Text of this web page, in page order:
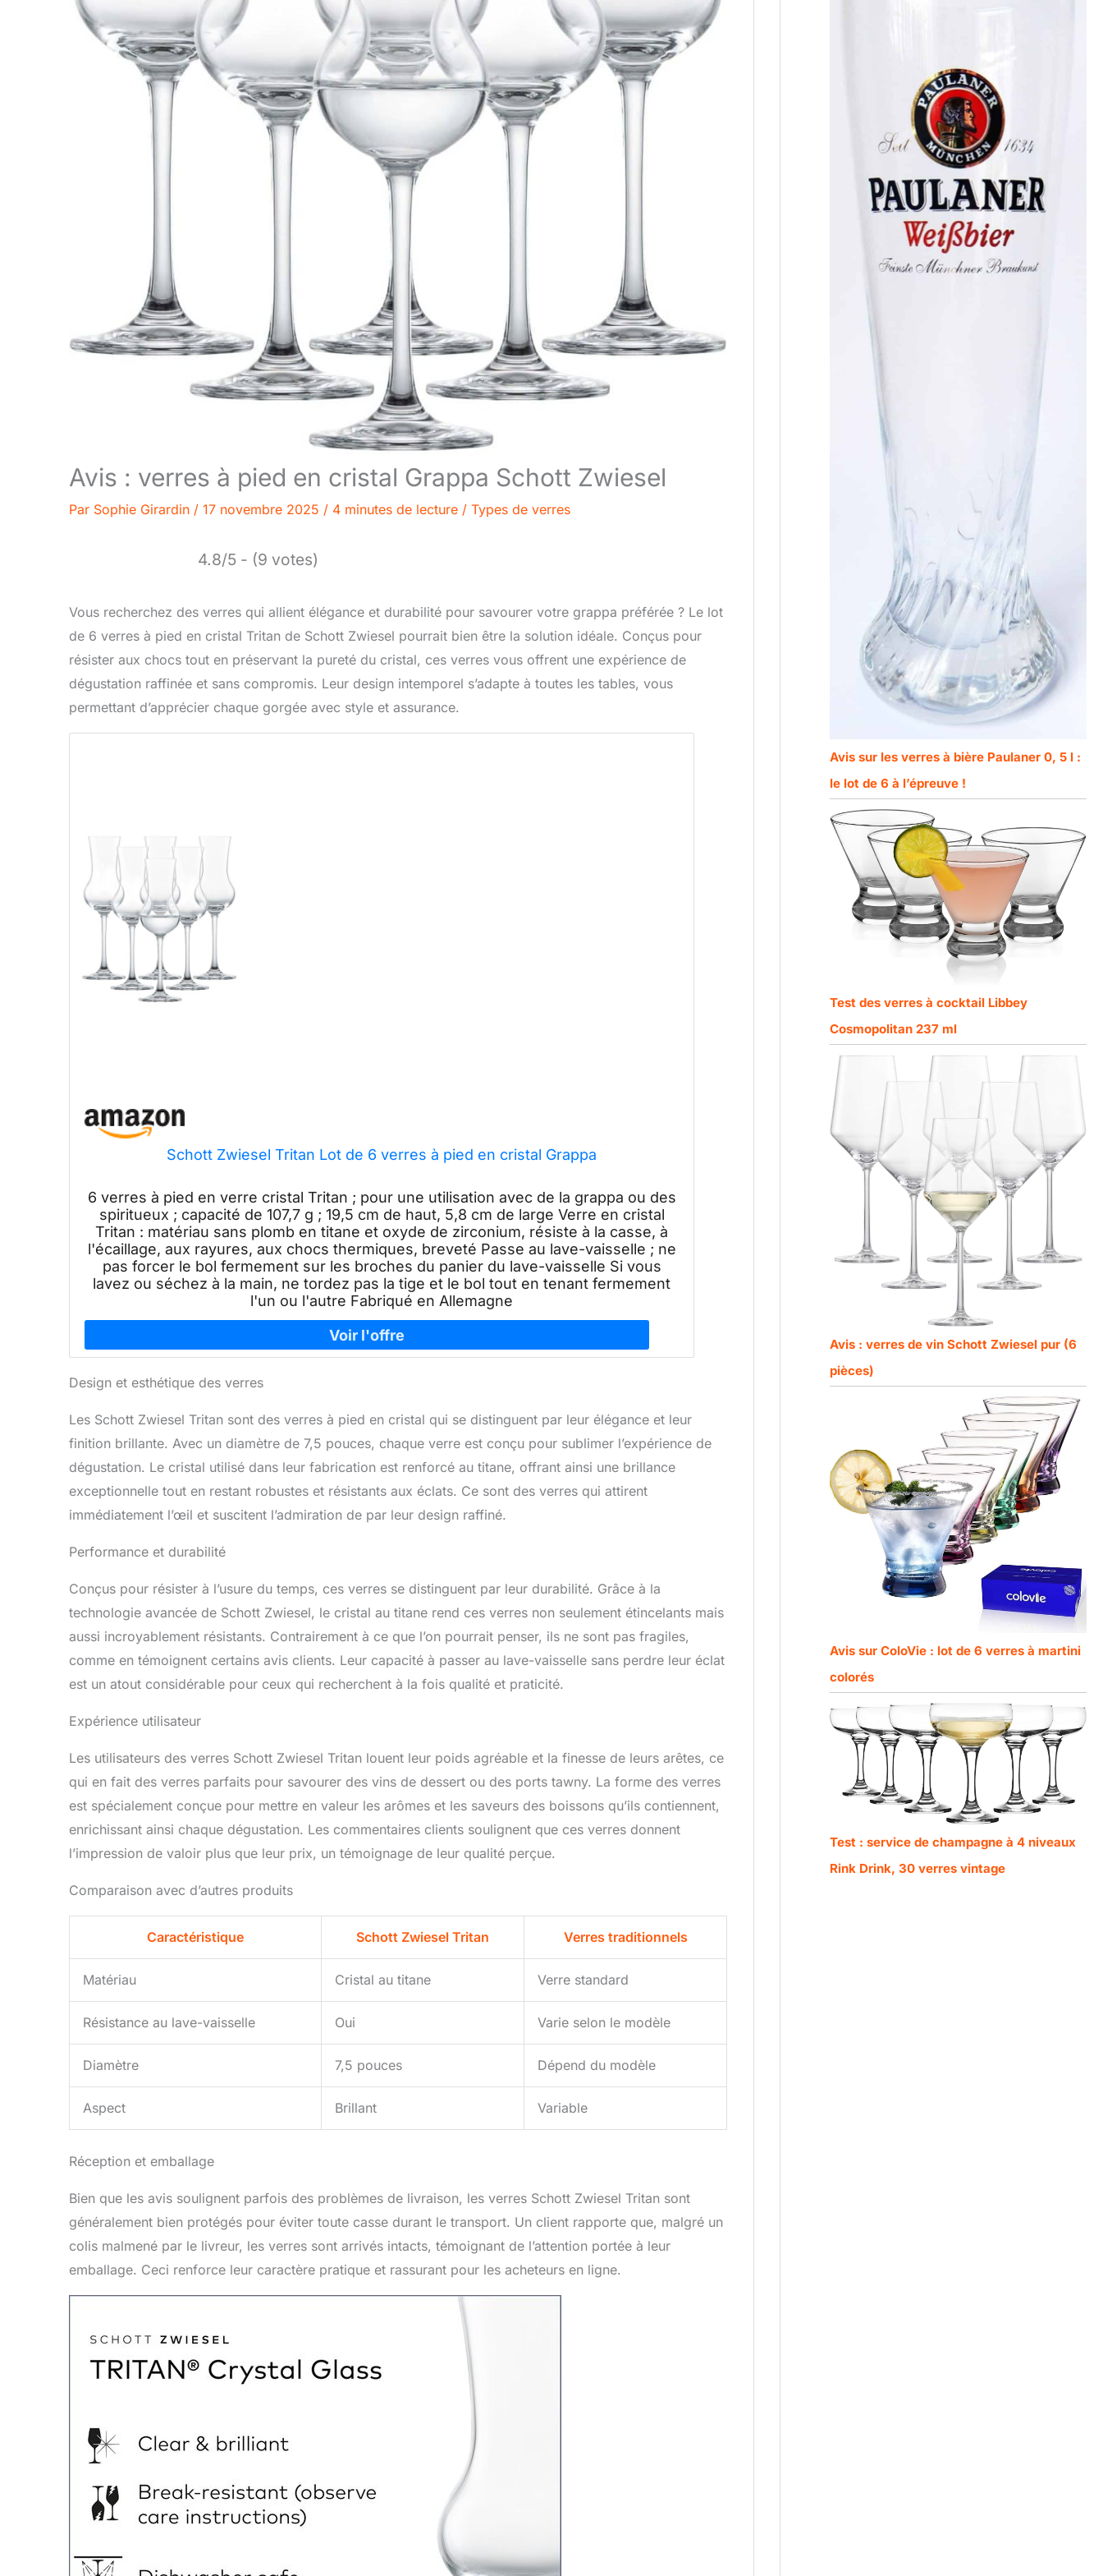
Avis : verres à pied en cristal Grappa Schott Zwiesel
Par Sophie Girardin / 17 novembre 2025 / 4 minutes de lecture / Types de verres
4.8/5 - (9 votes)
Vous recherchez des verres qui allient élégance et durabilité pour savourer votre grappa préférée ? Le lot
de 6 verres à pied en cristal Tritan de Schott Zwiesel pourrait bien être la solution idéale. Conçus pour
résister aux chocs tout en préservant la pureté du cristal, ces verres vous offrent une expérience de
dégustation raffinée et sans compromis. Leur design intemporel s’adapte à toutes les tables, vous
permettant d’apprécier chaque gorgée avec style et assurance.
Schott Zwiesel Tritan Lot de 6 verres à pied en cristal Grappa
6 verres à pied en verre cristal Tritan ; pour une utilisation avec de la grappa ou des
spiritueux ; capacité de 107,7 g ; 19,5 cm de haut, 5,8 cm de large Verre en cristal
Tritan : matériau sans plomb en titane et oxyde de zirconium, résiste à la casse, à
l'écaillage, aux rayures, aux chocs thermiques, breveté Passe au lave-vaisselle ; ne
pas forcer le bol fermement sur les broches du panier du lave-vaisselle Si vous
lavez ou séchez à la main, ne tordez pas la tige et le bol tout en tenant fermement
l'un ou l'autre Fabriqué en Allemagne
Design et esthétique des verres
Les Schott Zwiesel Tritan sont des verres à pied en cristal qui se distinguent par leur élégance et leur
finition brillante. Avec un diamètre de 7,5 pouces, chaque verre est conçu pour sublimer l’expérience de
dégustation. Le cristal utilisé dans leur fabrication est renforcé au titane, offrant ainsi une brillance
exceptionnelle tout en restant robustes et résistants aux éclats. Ce sont des verres qui attirent
immédiatement l’œil et suscitent l’admiration de par leur design raffiné.
Performance et durabilité
Conçus pour résister à l’usure du temps, ces verres se distinguent par leur durabilité. Grâce à la
technologie avancée de Schott Zwiesel, le cristal au titane rend ces verres non seulement étincelants mais
aussi incroyablement résistants. Contrairement à ce que l’on pourrait penser, ils ne sont pas fragiles,
comme en témoignent certains avis clients. Leur capacité à passer au lave-vaisselle sans perdre leur éclat
est un atout considérable pour ceux qui recherchent à la fois qualité et praticité.
Expérience utilisateur
Les utilisateurs des verres Schott Zwiesel Tritan louent leur poids agréable et la finesse de leurs arêtes, ce
qui en fait des verres parfaits pour savourer des vins de dessert ou des ports tawny. La forme des verres
est spécialement conçue pour mettre en valeur les arômes et les saveurs des boissons qu’ils contiennent,
enrichissant ainsi chaque dégustation. Les commentaires clients soulignent que ces verres donnent
l’impression de valoir plus que leur prix, un témoignage de leur qualité perçue.
Comparaison avec d’autres produits
Caractéristique Schott Zwiesel Tritan Verres traditionnels
Matériau Cristal au titane Verre standard
Résistance au lave-vaisselle Oui Varie selon le modèle
Diamètre 7,5 pouces Dépend du modèle
Aspect Brillant Variable
Réception et emballage
Bien que les avis soulignent parfois des problèmes de livraison, les verres Schott Zwiesel Tritan sont
généralement bien protégés pour éviter toute casse durant le transport. Un client rapporte que, malgré un
colis malmené par le livreur, les verres sont arrivés intacts, témoignant de l’attention portée à leur
emballage. Ceci renforce leur caractère pratique et rassurant pour les acheteurs en ligne.
Avis sur les verres à bière Paulaner 0, 5 l :
le lot de 6 à l’épreuve !
Test des verres à cocktail Libbey
Cosmopolitan 237 ml
Avis : verres de vin Schott Zwiesel pur (6
pièces)
Avis sur ColoVie : lot de 6 verres à martini
colorés
Test : service de champagne à 4 niveaux
Rink Drink, 30 verres vintage